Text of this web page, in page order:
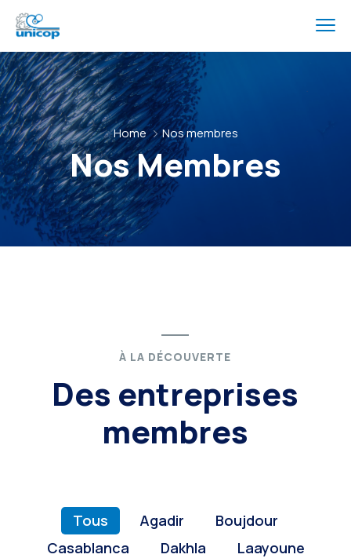
Home Nos membres
Nos Membres
À LA DÉCOUVERTE
Des entreprises
membres
Tous Agadir
Boujdour
Casablanca
Dakhla
Laayoune